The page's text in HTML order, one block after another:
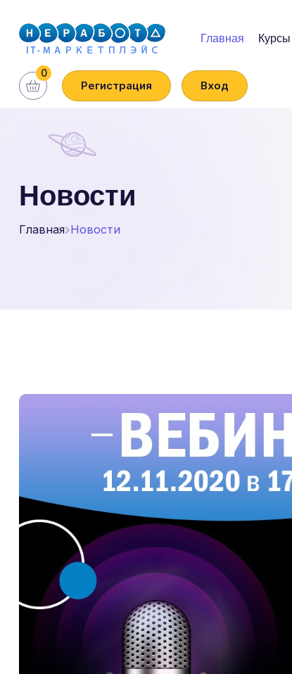
Главная Курсы
0
Регистрация Вход
Новости
Главная Новости